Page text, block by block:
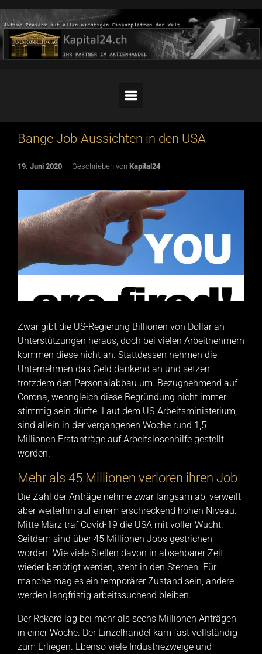
Skip to main content
Bange Job-Aussichten in den USA
19. Juni 2020 Geschrieben von Kapital24
Zwar gibt die US-Regierung Billionen von Dollar an
Unterstützungen heraus, doch bei vielen Arbeitnehmern
kommen diese nicht an. Stattdessen nehmen die
Unternehmen das Geld dankend an und setzen
trotzdem den Personalabbau um. Bezugnehmend auf
Corona, wenngleich diese Begründung nicht immer
stimmig sein dürfte. Laut dem US-Arbeitsministerium,
sind allein in der vergangenen Woche rund 1,5
Millionen Erstanträge auf Arbeitslosenhilfe gestellt
worden.
Mehr als 45 Millionen verloren ihren Job
Die Zahl der Anträge nehme zwar langsam ab, verweilt
aber weiterhin auf einem erschreckend hohen Niveau.
Mitte März traf Covid-19 die USA mit voller Wucht.
Seitdem sind über 45 Millionen Jobs gestrichen
worden. Wie viele Stellen davon in absehbarer Zeit
wieder benötigt werden, steht in den Sternen. Für
manche mag es ein temporärer Zustand sein, andere
werden langfristig arbeitssuchend bleiben.
Der Rekord lag bei mehr als sechs Millionen Anträgen
in einer Woche. Der Einzelhandel kam fast vollständig
zum Erliegen. Ebenso viele Industriezweige und